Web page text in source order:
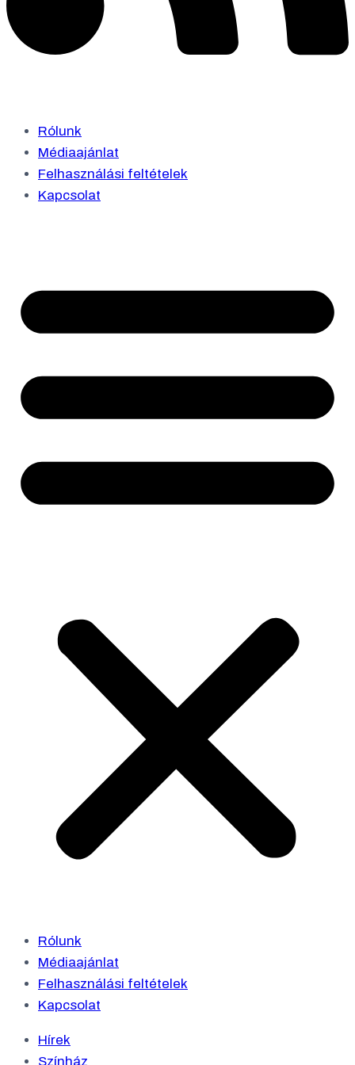
Rólunk
Médiaajánlat
Felhasználási feltételek
Kapcsolat
Rólunk
Médiaajánlat
Felhasználási feltételek
Kapcsolat
Hírek
Színház